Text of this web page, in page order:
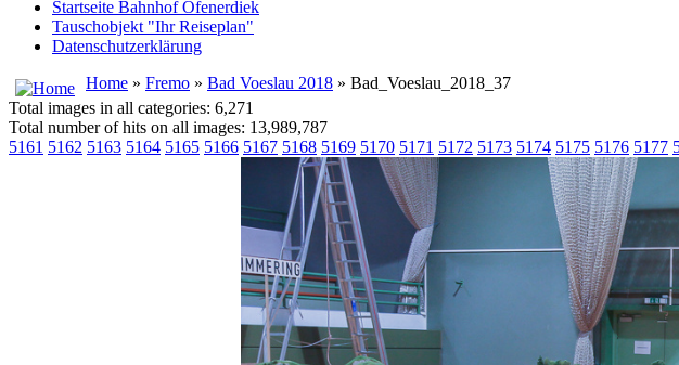
Startseite Bahnhof Ofenerdiek
Tauschobjekt "Ihr Reiseplan"
Datenschutzerklärung
Home » Fremo » Bad Voeslau 2018 » Bad_Voeslau_2018_37
Total images in all categories: 6,271
Total number of hits on all images: 13,989,787
5161 5162 5163 5164 5165 5166 5167 5168 5169 5170 5171 5172 5173 5174 5175 5176 5177